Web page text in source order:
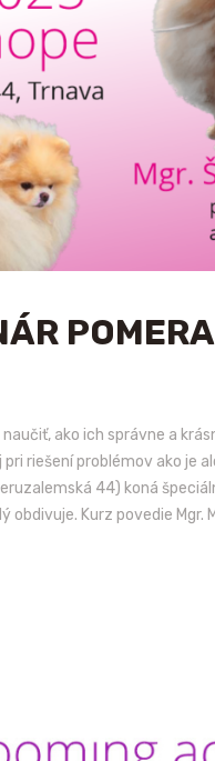
ako ich správne a
riešení problémov ako je
44) koná
Kurz povedie Mgr.